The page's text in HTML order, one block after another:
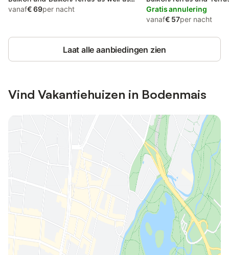
Terras and Tuin
vanaf€ 69per nacht
Gratis annulering
vanaf€ 57per nacht
Laat alle aanbiedingen zien
Vind Vakantiehuizen in Bodenmais